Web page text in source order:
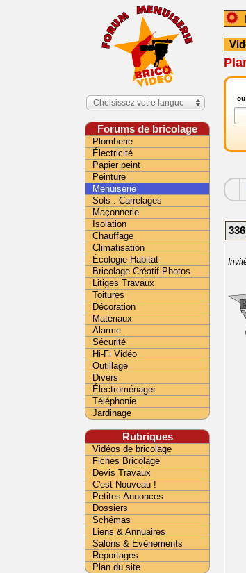
Choisissez votre langue
Forums de bricolage
Plomberie
Électricité
Papier peint
Peinture
Menuiserie
Sols . Carrelages
Maçonnerie
Isolation
Chauffage
Climatisation
Écologie Habitat
Bricolage Créatif Photos
Litiges Travaux
Toitures
Décoration
Matériaux
Alarme
Sécurité
Hi-Fi Vidéo
Outillage
Divers
Électroménager
Téléphonie
Jardinage
Rubriques
Vidéos de bricolage
Fiches Bricolage
Devis Travaux
C'est Nouveau !
Petites Annonces
Dossiers
Schémas
Liens & Annuaires
Salons & Evènements
Reportages
Plan du site